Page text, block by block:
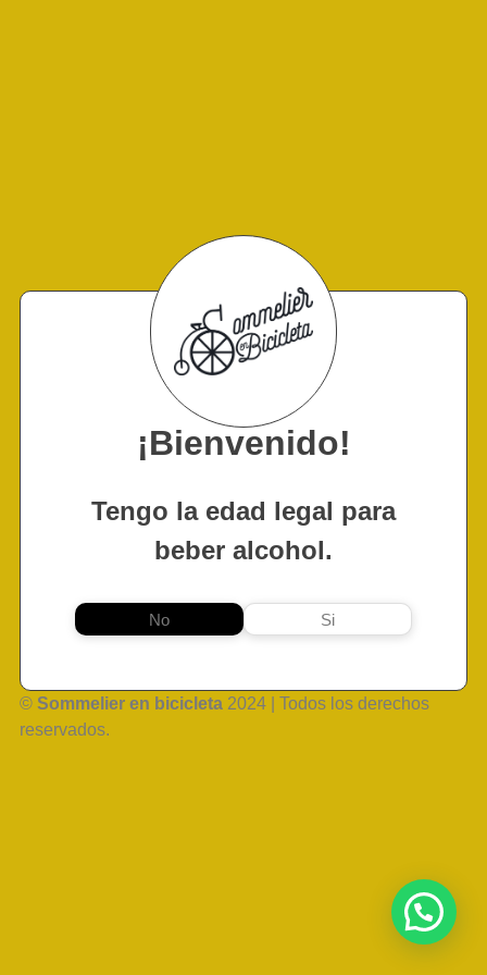
¡Bienvenido!
Tengo la edad legal para
beber alcohol.
No Si
© Sommelier en bicicleta 2024 | Todos los derechos
reservados.